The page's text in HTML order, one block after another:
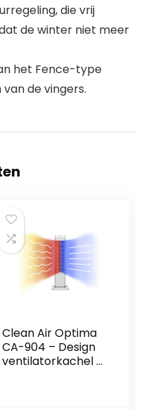
die vrij
de winter niet meer
het Fence-type
de vingers.
Clean Air Optima
CA-904 – Design
ventilatorkachel –